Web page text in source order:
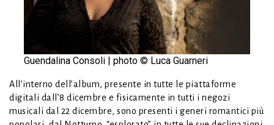
Guendalina Consoli | photo © Luca Guarneri
All’interno dell’album, presente in tutte le piattaforme
digitali dall’8 dicembre e fisicamente in tutti i negozi
musicali dal 22 dicembre, sono presenti i generi romantici più